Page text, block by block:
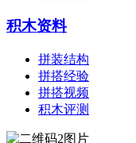
积木资料
拼装结构
拼搭经验
拼搭视频
积木评测